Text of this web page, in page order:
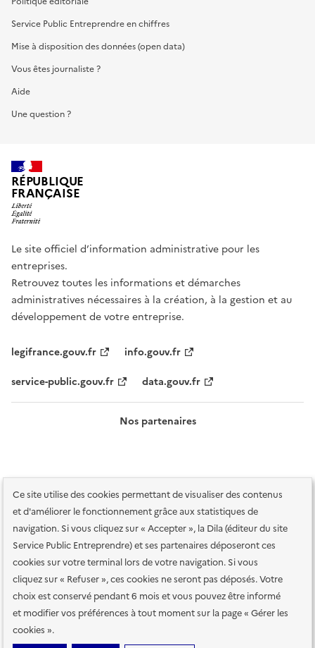
Ce site utilise des cookies permettant de visualiser des contenus
et d'améliorer le fonctionnement grâce aux statistiques de
navigation. Si vous cliquez sur « Accepter », la Dila (éditeur du site
Service Public Entreprendre) et ses partenaires déposeront ces
cookies sur votre terminal lors de votre navigation. Si vous
cliquez sur « Refuser », ces cookies ne seront pas déposés. Votre
choix est conservé pendant 6 mois et vous pouvez être informé
et modifier vos préférences à tout moment sur la page « Gérer les
cookies ».
Service Public Entreprendre en chiffres
Mise à disposition des données (open data)
Vous êtes journaliste ?
Aide
Une question ?
RÉPUBLIQUE
FRANÇAISE
Le site officiel d’information administrative pour les
entreprises.
Retrouvez toutes les informations et démarches
administratives nécessaires à la création, à la gestion et au
développement de votre entreprise.
legifrance.gouv.fr
info.gouv.fr
service-public.gouv.fr
data.gouv.fr
Nos partenaires
Plan du site Accessibilité : totalement conforme
Accessibilité des
services en ligne
Mentions légales Données personnelles et sécurité
Conditions générales d'utilisation
Gestion des cookies
Paramètres d'affichage